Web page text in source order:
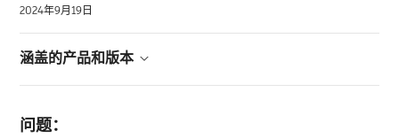
2024年9月19日
涵盖的产品和版本
问题：